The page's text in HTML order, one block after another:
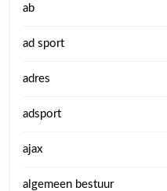
ab
ad sport
adres
adsport
ajax
algemeen bestuur